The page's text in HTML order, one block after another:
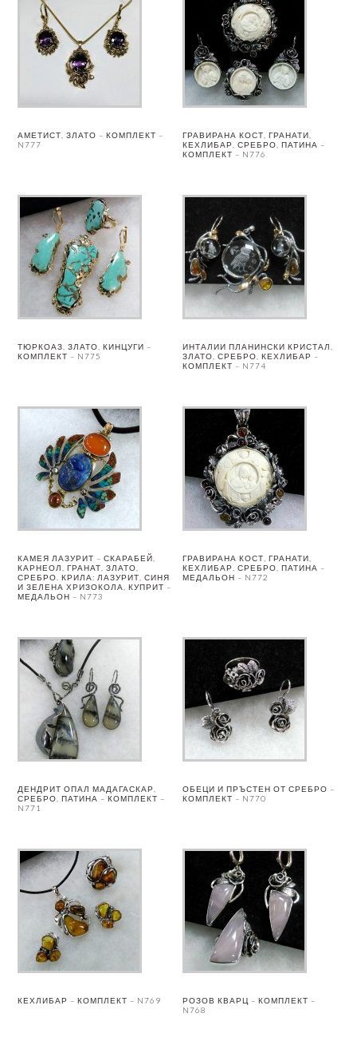
АМЕТИСТ, ЗЛАТО – КОМПЛЕКТ –
N777
ГРАВИРАНА КОСТ, ГРАНАТИ,
КЕХЛИБАР, СРЕБРО, ПАТИНА –
КОМПЛЕКТ – N776
ТЮРКОАЗ, ЗЛАТО, КИНЦУГИ –
КОМПЛЕКТ – N775
ИНТАЛИИ ПЛАНИНСКИ КРИСТАЛ,
ЗЛАТО, СРЕБРО, КЕХЛИБАР –
КОМПЛЕКТ – N774
КАМЕЯ ЛАЗУРИТ – СКАРАБЕЙ,
КАРНЕОЛ, ГРАНАТ, ЗЛАТО,
СРЕБРО. КРИЛА: ЛАЗУРИТ, СИНЯ
И ЗЕЛЕНА ХРИЗОКОЛА, КУПРИТ –
МЕДАЛЬОН – N773
ГРАВИРАНА КОСТ, ГРАНАТИ,
КЕХЛИБАР, СРЕБРО, ПАТИНА –
МЕДАЛЬОН – N772
ДЕНДРИТ ОПАЛ МАДАГАСКАР,
СРЕБРО, ПАТИНА – КОМПЛЕКТ –
N771
ОБЕЦИ И ПРЪСТЕН ОТ СРЕБРО –
КОМПЛЕКТ – N770
КЕХЛИБАР – КОМПЛЕКТ – N769
РОЗОВ КВАРЦ – КОМПЛЕКТ –
N768